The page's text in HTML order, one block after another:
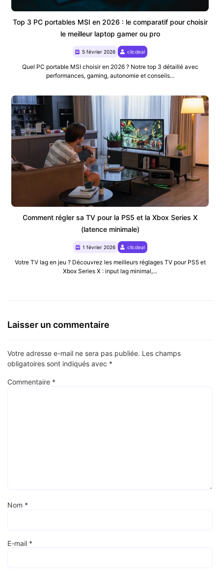
Top 3 PC portables MSI en 2026 : le comparatif pour choisir
le meilleur laptop gamer ou pro
5 février 2026 clicdeal
Quel PC portable MSI choisir en 2026 ? Notre top 3 détaillé avec
performances, gaming, autonomie et conseils...
Comment régler sa TV pour la PS5 et la Xbox Series X
(latence minimale)
1 février 2026 clicdeal
Votre TV lag en jeu ? Découvrez les meilleurs réglages TV pour PS5 et
Xbox Series X : input lag minimal,...
Laisser un commentaire
Votre adresse e-mail ne sera pas publiée. Les champs
obligatoires sont indiqués avec *
Commentaire *
Nom *
E-mail *